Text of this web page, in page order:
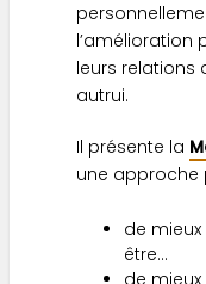
l’amélioration
leurs relations
autrui.
Il présente la
une approche
de
être…
de